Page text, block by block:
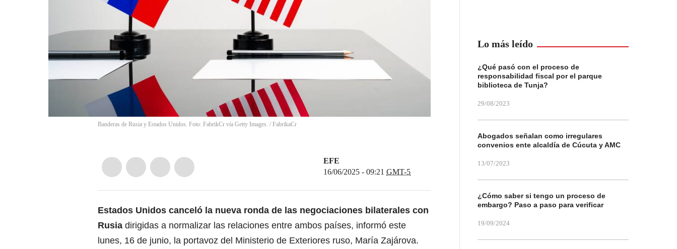
Banderas de Rusia y Estados Unidos. Foto: FabrikCr vía Getty Images. / FabrikaCr
EFE
16/06/2025 - 09:21 GMT-5
Estados Unidos canceló la nueva ronda de las negociaciones bilaterales con
Rusia dirigidas a normalizar las relaciones entre ambos países, informó este
lunes, 16 de junio, la portavoz del Ministerio de Exteriores ruso, María Zajárova.
Lo más leído
¿Qué pasó con el proceso de
responsabilidad fiscal por el parque
biblioteca de Tunja?
29/08/2023
Abogados señalan como irregulares
convenios ente alcaldía de Cúcuta y AMC
13/07/2023
¿Cómo saber si tengo un proceso de
embargo? Paso a paso para verificar
19/09/2024